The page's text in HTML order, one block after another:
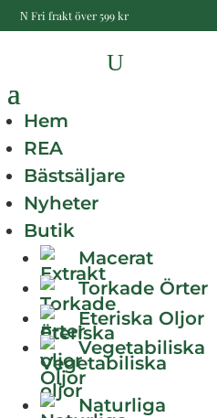
NFri frakt över 599 kr
Hem
REA
Bästsäljare
Nyheter
Butik
Macerat
Torkade Örter
Eteriska Oljor
Vegetabiliska
Oljor
Naturliga
Aktiva Ingredienser
Terpener